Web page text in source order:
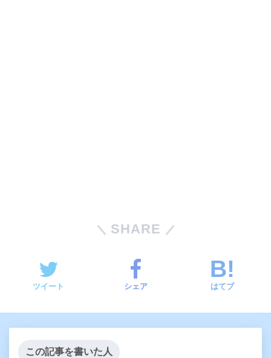
SHARE
ツイート シェア はてブ
この記事を書いた人